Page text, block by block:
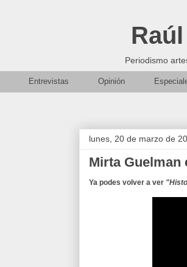
Periodismo
Entrevistas Opinión
lunes, 20 de marzo de
Mirta Guelman
Ya podes volver a ver